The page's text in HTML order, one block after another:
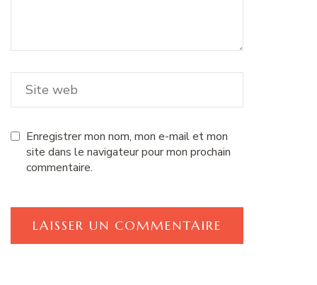
Enregistrer mon nom, mon e-mail et mon
site dans le navigateur pour mon prochain
commentaire.